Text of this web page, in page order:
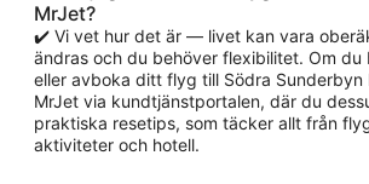
MrJet?
✔️ Vi vet hur det är — livet kan vara
ändras och du behöver flexibilitet. Om du
eller avboka ditt flyg till Södra
MrJet via kundtjänstportalen, där du
praktiska resetips, som täcker allt från
aktiviteter och hotell.